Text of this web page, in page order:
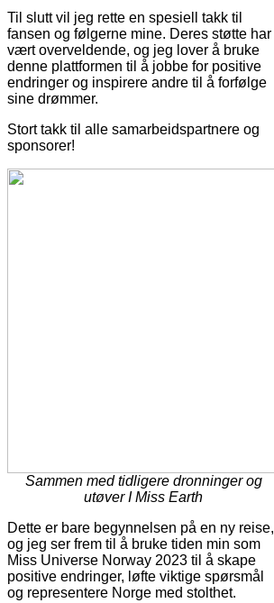
Til slutt vil jeg rette en spesiell takk til
fansen og følgerne mine. Deres støtte har
vært overveldende, og jeg lover å bruke
denne plattformen til å jobbe for positive
endringer og inspirere andre til å forfølge
sine drømmer.
Stort takk til alle samarbeidspartnere og
sponsorer!
Sammen med tidligere dronninger og
utøver I Miss Earth
Dette er bare begynnelsen på en ny reise,
og jeg ser frem til å bruke tiden min som
Miss Universe Norway 2023 til å skape
positive endringer, løfte viktige spørsmål
og representere Norge med stolthet.